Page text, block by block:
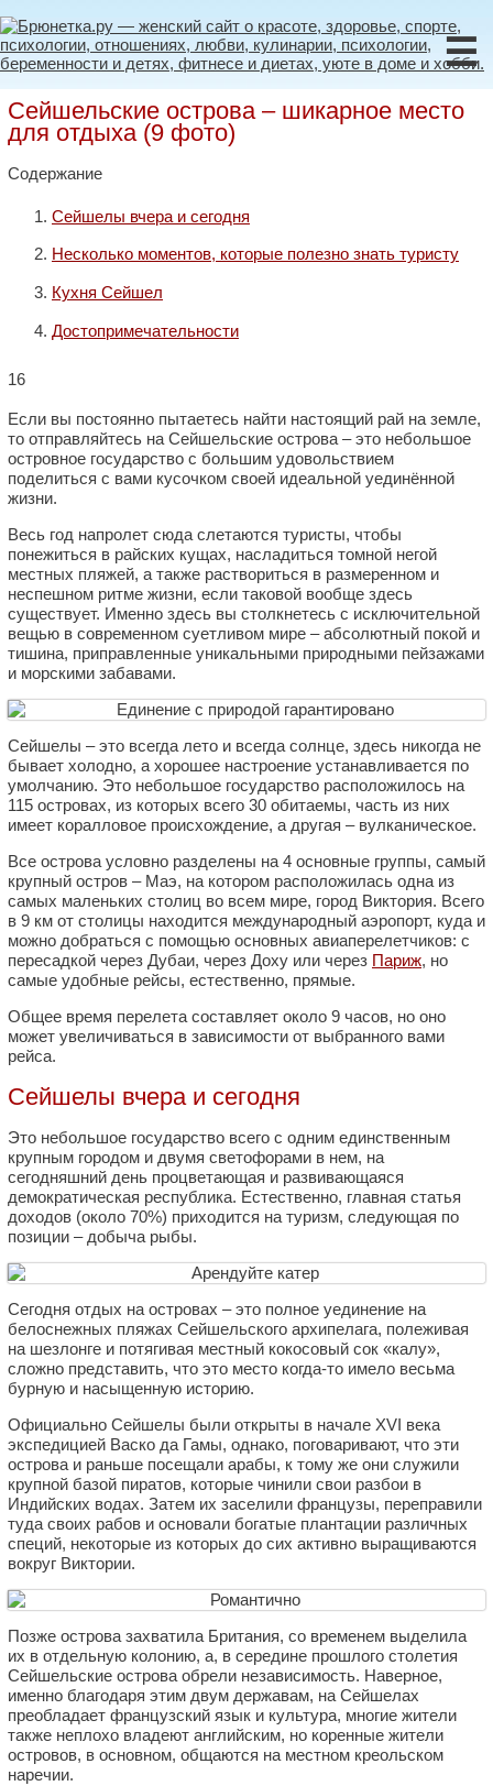
☰
Сейшельские острова – шикарное место
для отдыха (9 фото)
Содержание
Сейшелы вчера и сегодня
Несколько моментов, которые полезно знать туристу
Кухня Сейшел
Достопримечательности
16
Если вы постоянно пытаетесь найти настоящий рай на земле,
то отправляйтесь на Сейшельские острова – это небольшое
островное государство с большим удовольствием
поделиться с вами кусочком своей идеальной уединённой
жизни.
Весь год напролет сюда слетаются туристы, чтобы
понежиться в райских кущах, насладиться томной негой
местных пляжей, а также раствориться в размеренном и
неспешном ритме жизни, если таковой вообще здесь
существует. Именно здесь вы столкнетесь с исключительной
вещью в современном суетливом мире – абсолютный покой и
тишина, приправленные уникальными природными пейзажами
и морскими забавами.
Сейшелы – это всегда лето и всегда солнце, здесь никогда не
бывает холодно, а хорошее настроение устанавливается по
умолчанию. Это небольшое государство расположилось на
115 островах, из которых всего 30 обитаемы, часть из них
имеет коралловое происхождение, а другая – вулканическое.
Все острова условно разделены на 4 основные группы, самый
крупный остров – Маэ, на котором расположилась одна из
самых маленьких столиц во всем мире, город Виктория. Всего
в 9 км от столицы находится международный аэропорт, куда и
можно добраться с помощью основных авиаперелетчиков: с
пересадкой через Дубаи, через Доху или через Париж, но
самые удобные рейсы, естественно, прямые.
Общее время перелета составляет около 9 часов, но оно
может увеличиваться в зависимости от выбранного вами
рейса.
Сейшелы вчера и сегодня
Это небольшое государство всего с одним единственным
крупным городом и двумя светофорами в нем, на
сегодняшний день процветающая и развивающаяся
демократическая республика. Естественно, главная статья
доходов (около 70%) приходится на туризм, следующая по
позиции – добыча рыбы.
Сегодня отдых на островах – это полное уединение на
белоснежных пляжах Сейшельского архипелага, полеживая
на шезлонге и потягивая местный кокосовый сок «калу»,
сложно представить, что это место когда-то имело весьма
бурную и насыщенную историю.
Официально Сейшелы были открыты в начале XVI века
экспедицией Васко да Гамы, однако, поговаривают, что эти
острова и раньше посещали арабы, к тому же они служили
крупной базой пиратов, которые чинили свои разбои в
Индийских водах. Затем их заселили французы, переправили
туда своих рабов и основали богатые плантации различных
специй, некоторые из которых до сих активно выращиваются
вокруг Виктории.
Позже острова захватила Британия, со временем выделила
их в отдельную колонию, а, в середине прошлого столетия
Сейшельские острова обрели независимость. Наверное,
именно благодаря этим двум державам, на Сейшелах
преобладает французский язык и культура, многие жители
также неплохо владеют английским, но коренные жители
островов, в основном, общаются на местном креольском
наречии.